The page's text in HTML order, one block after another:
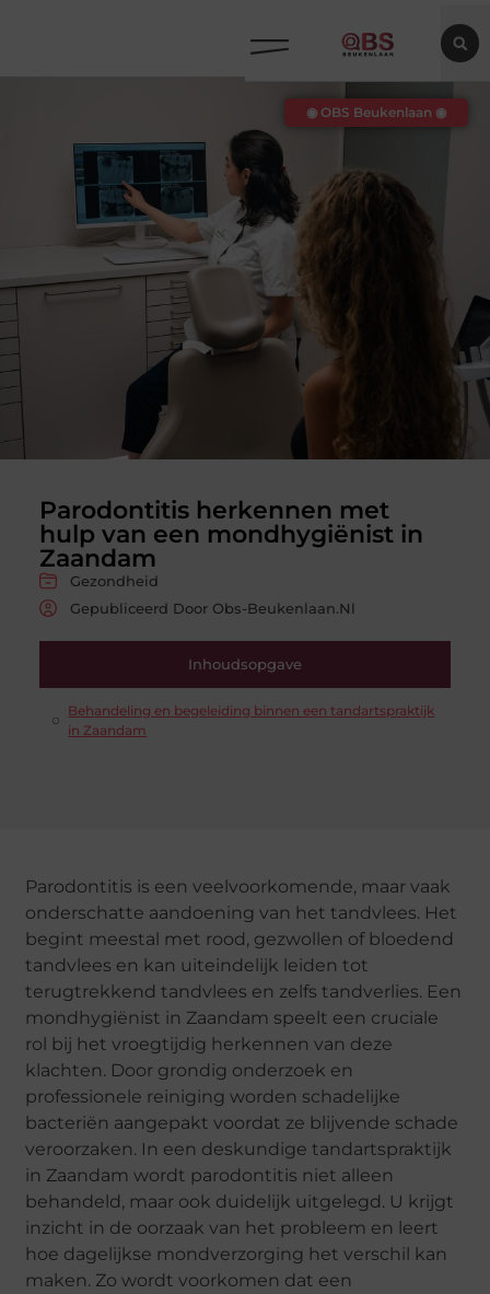
Parodontitis herkennen met
hulp van een mondhygiënist in
Zaandam
Gezondheid
Gepubliceerd Door Obs-Beukenlaan.nl
Inhoudsopgave
Behandeling en begeleiding binnen een tandartspraktijk
in Zaandam
◉ OBS Beukenlaan ◉
Parodontitis is een veelvoorkomende, maar vaak
onderschatte aandoening van het tandvlees. Het
begint meestal met rood, gezwollen of bloedend
tandvlees en kan uiteindelijk leiden tot
terugtrekkend tandvlees en zelfs tandverlies. Een
mondhygiënist in Zaandam speelt een cruciale
rol bij het vroegtijdig herkennen van deze
klachten. Door grondig onderzoek en
professionele reiniging worden schadelijke
bacteriën aangepakt voordat ze blijvende schade
veroorzaken. In een deskundige tandartspraktijk
in Zaandam wordt parodontitis niet alleen
behandeld, maar ook duidelijk uitgelegd. U krijgt
inzicht in de oorzaak van het probleem en leert
hoe dagelijkse mondverzorging het verschil kan
maken. Zo wordt voorkomen dat een